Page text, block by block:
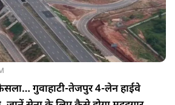
गुवाहाटी-तेजपुर 4-लेन हाईवे